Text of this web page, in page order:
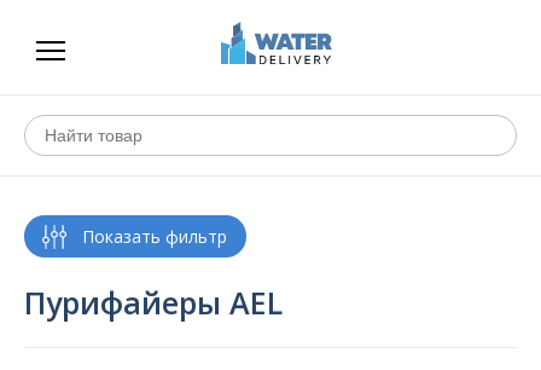
Пурифайеры AEL